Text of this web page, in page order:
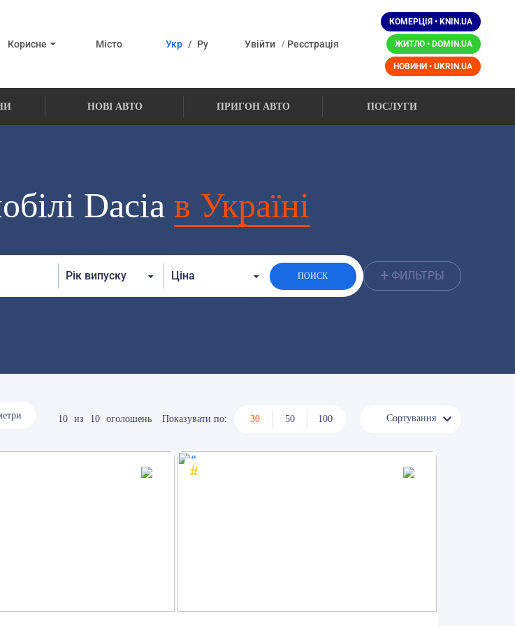
Корисне Місто Укр / Ру Увійти / Реєстрація
КОМЕРЦІЯ • KNIN.UA
ЖИТЛО • DOMIN.UA
НОВИНИ • UKRIN.UA
НОВІ АВТО ПРИГОН АВТО ПОСЛУГИ
Dacia в Україні
Рік випуску
От:
До:
Ціна
От:
До:
ПОИСК + ФИЛЬТРЫ
10 из 10 оголошень Показувати по: 30 50 100 Сортування